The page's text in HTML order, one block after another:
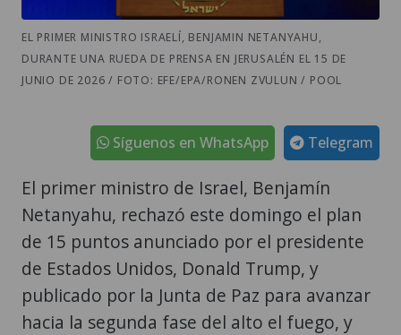
EL PRIMER MINISTRO ISRAELÍ, BENJAMIN NETANYAHU,
DURANTE UNA RUEDA DE PRENSA EN JERUSALÉN EL 15 DE
JUNIO DE 2026 / FOTO: EFE/EPA/RONEN ZVULUN / POOL
Telegram
Síguenos en WhatsApp
El primer ministro de Israel, Benjamín
Netanyahu, rechazó este domingo el plan
de 15 puntos anunciado por el presidente
de Estados Unidos, Donald Trump, y
publicado por la Junta de Paz para avanzar
hacia la segunda fase del alto el fuego, y